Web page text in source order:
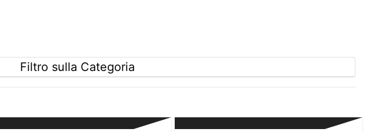
Filtro sulla Categoria